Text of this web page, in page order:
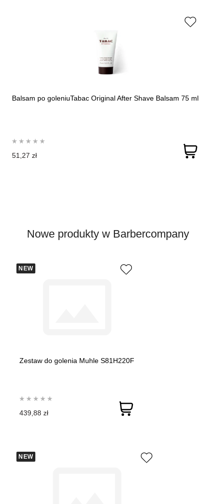
Balsam po goleniuTabac Original After Shave Balsam 75 ml
51,27 zł
Nowe produkty w Barbercompany
NEW
Zestaw do golenia Muhle S81H220F
439,88 zł
NEW